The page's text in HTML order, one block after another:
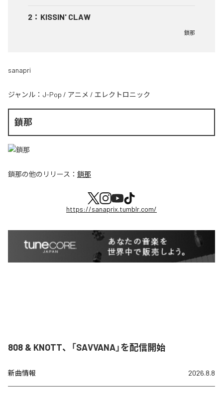
2 ： KISSIN' CLAW
鎖那
sanapri
ジャンル： J-Pop / アニメ / エレクトロニック
鎖那
鎖那の他のリリース： 鎖那
https://sanaprix.tumblr.com/
808 & KNOTT、「SAVVANA」を配信開始
新曲情報 2026.8.8